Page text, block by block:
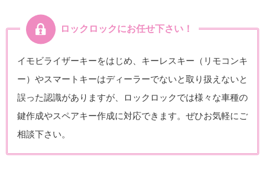
ロックロックにお任せ下さい！
イモビライザーキーをはじめ、キーレスキー（リモコンキ
ー）やスマートキーはディーラーでないと取り扱えないと
誤った認識がありますが、ロックロックでは様々な車種の
鍵作成やスペアキー作成に対応できます。ぜひお気軽にご
相談下さい。